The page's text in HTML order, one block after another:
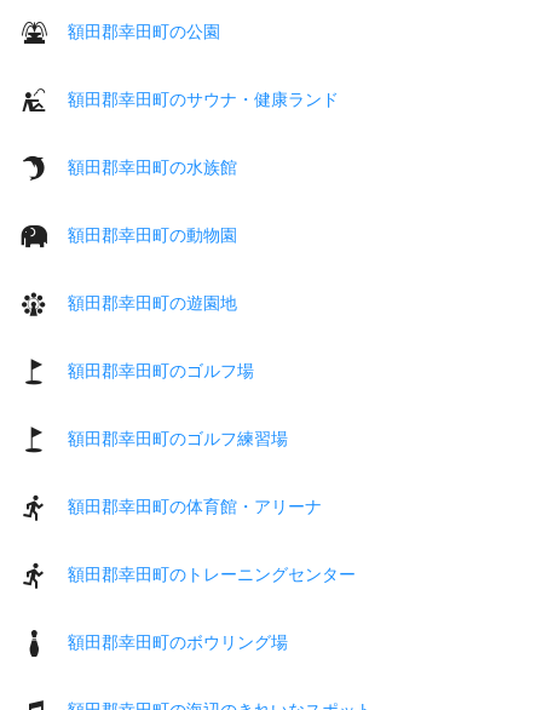
額田郡幸田町の公園
額田郡幸田町のサウナ・健康ランド
額田郡幸田町の水族館
額田郡幸田町の動物園
額田郡幸田町の遊園地
額田郡幸田町のゴルフ場
額田郡幸田町のゴルフ練習場
額田郡幸田町の体育館・アリーナ
額田郡幸田町のトレーニングセンター
額田郡幸田町のボウリング場